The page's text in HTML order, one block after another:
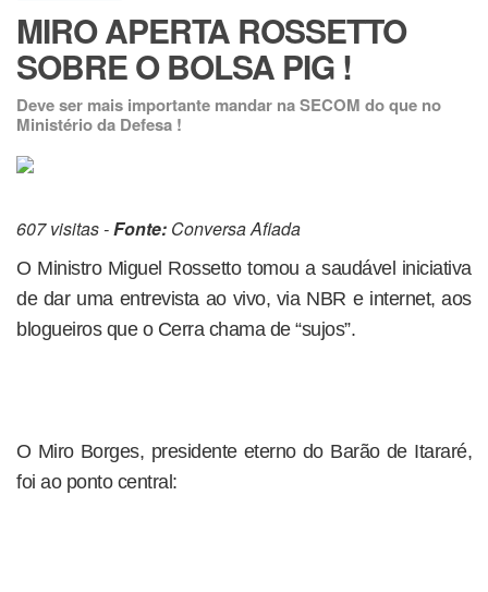
MIRO APERTA ROSSETTO
SOBRE O BOLSA PIG !
Deve ser mais importante mandar na SECOM do que no
Ministério da Defesa !
607 visitas -Fonte: Conversa Afiada
O Ministro Miguel Rossetto tomou a saudável iniciativa
de dar uma entrevista ao vivo, via NBR e internet, aos
blogueiros que o Cerra chama de “sujos”.
O Miro Borges, presidente eterno do Barão de Itararé,
foi ao ponto central: